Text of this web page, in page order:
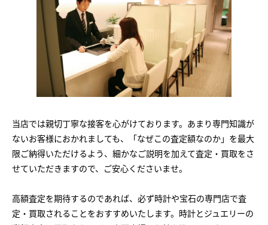
当店では親切丁寧な接客を心がけております。あまり専門知識が
ないお客様におかれましても、「なぜこの査定額なのか」を最大
限ご納得いただけるよう、細かなご説明を加えて査定・買取をさ
せていただきますので、ご安心くださいませ。
高額査定を期待するのであれば、必ず時計や宝石の専門店で査
定・買取されることをおすすめいたします。時計とジュエリーの